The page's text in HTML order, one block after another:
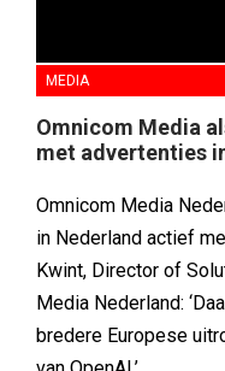
MEDIA
Omnicom Media
met advertenties
Omnicom Media
in Nederland actief
Kwint, Director of
Media Nederland:
bredere Europese